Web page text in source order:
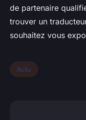
de partenaire
trouver un
souhaitez vous
Actu